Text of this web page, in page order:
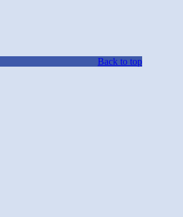
Back to top